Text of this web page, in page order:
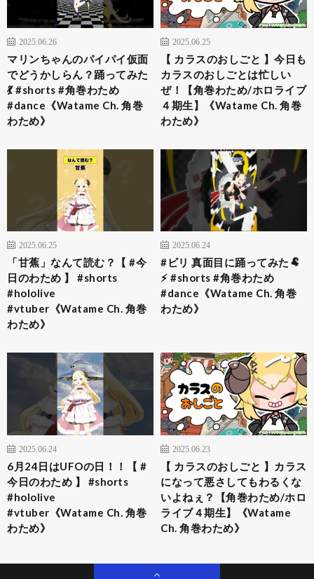
2025.06.26
マリンちゃんのパイパイ仮面
でどうかしらん？踊ってみた
💃 #shorts #角巻わため
#dance《Watame Ch. 角巻
わため》
2025.06.25
【 カラスのおしごと 】今日も
カラスのおしごとは忙しい
ぜ！【角巻わため/ホロライブ
４期生】《Watame Ch. 角巻
わため》
2025.06.25
「甘蕉」なんて読む？【 #今
日のわため 】 #shorts
#hololive
#vtuber《Watame Ch. 角巻
わため》
2025.06.24
#ビリ 真面目に踊ってみた🐏
⚡ #shorts #角巻わため
#dance《Watame Ch. 角巻
わため》
2025.06.24
6月24日はUFOの日！！【 #
今日のわため 】 #shorts
#hololive
#vtuber《Watame Ch. 角巻
わため》
2025.06.23
【 カラスのおしごと 】カラス
になって悪さしてもわるくな
いよねぇ？【角巻わため/ホロ
ライブ４期生】《Watame
Ch. 角巻わため》